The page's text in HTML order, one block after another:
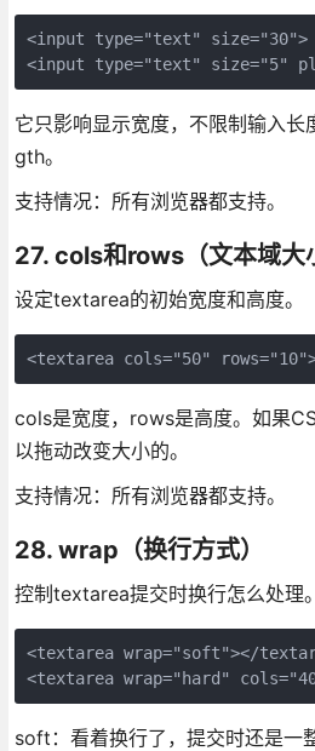
<input type="text" size="30">
<input type="text" size="5"
它只影响显示宽度，不限制输入
gth。
支持情况：所有浏览器都支持。
27. cols和rows（文本域大
设定textarea的初始宽度和高度。
<textarea cols="50"
cols是宽度，rows是高度。如果
以拖动改变大小的。
支持情况：所有浏览器都支持。
28. wrap（换行方式）
控制textarea提交时换行怎么处理。
<textarea wrap="soft"></
<textarea wrap="hard"
soft：看着换行了，提交时还是一